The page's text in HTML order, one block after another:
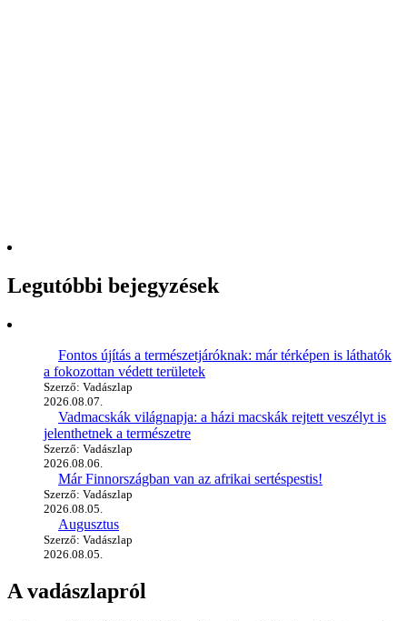
Legutóbbi bejegyzések
Fontos újítás a természetjáróknak: már térképen is láthatók
a fokozottan védett területek
Szerző: Vadászlap
2026.08.07.
Vadmacskák világnapja: a házi macskák rejtett veszélyt is
jelenthetnek a természetre
Szerző: Vadászlap
2026.08.06.
Már Finnországban van az afrikai sertéspestis!
Szerző: Vadászlap
2026.08.05.
Augusztus
Szerző: Vadászlap
2026.08.05.
A vadászlapról